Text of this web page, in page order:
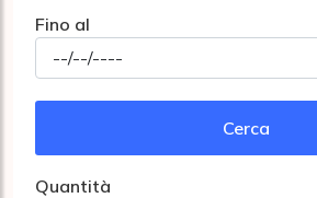
Fino al
Cerca
Quantità